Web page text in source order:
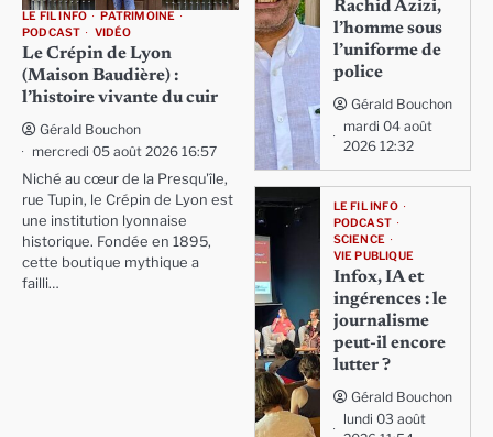
LE FIL INFO
PATRIMOINE
PODCAST
VIDÉO
Le Crépin de Lyon
(Maison Baudière) :
l’histoire vivante du cuir
Gérald Bouchon
mercredi 05 août 2026 16:57
Niché au cœur de la Presqu'île,
rue Tupin, le Crépin de Lyon est
une institution lyonnaise
historique. Fondée en 1895,
cette boutique mythique a
failli…
Rachid Azizi,
l’homme sous
l’uniforme de
police
Gérald Bouchon
mardi 04 août
2026 12:32
LE FIL INFO
PODCAST
SCIENCE
VIE PUBLIQUE
Infox, IA et
ingérences : le
journalisme
peut-il encore
lutter ?
Gérald Bouchon
lundi 03 août